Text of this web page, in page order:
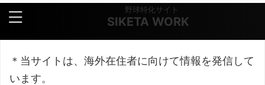
野球特化サイト
SIKETA WORK
＊当サイトは、海外在住者に向けて情報を発信して
います。